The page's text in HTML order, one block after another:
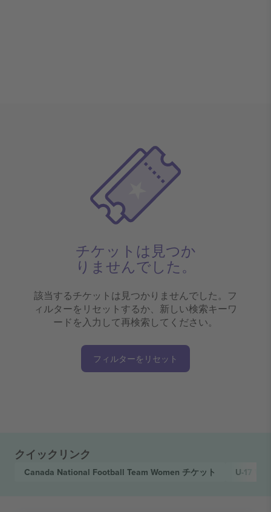
チケットは見つか
りませんでした。
該当するチケットは見つかりませんでした。フ
ィルターをリセットするか、新しい検索キーワ
ードを入力して再検索してください。
フィルターをリセット
クイックリンク
Canada National Football Team Women チケット U-17